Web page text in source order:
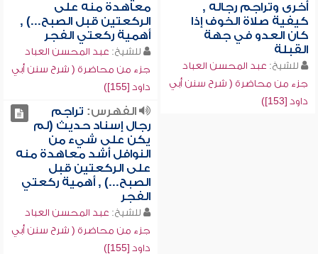
أخرى وتراجم رجاله ,
كيفية صلاة الخوف إذا
كان العدو في جهة
القبلة
للشيخ: عبد المحسن العباد
جزء من محاضرة ( شرح سنن أبي
داود [153])
معاهدة منه على
الركعتين قبل الصبح...) ,
أهمية ركعتي الفجر
للشيخ: عبد المحسن العباد
جزء من محاضرة ( شرح سنن أبي
داود [155])
الفهرس: تراجم
رجال إسناد حديث (لم
يكن على شيء من
النوافل أشد معاهدة منه
على الركعتين قبل
الصبح...) , أهمية ركعتي
الفجر
للشيخ: عبد المحسن العباد
جزء من محاضرة ( شرح سنن أبي
داود [155])